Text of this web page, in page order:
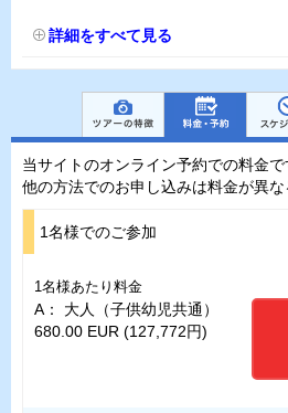
詳細をすべて見る
当サイトのオンライン予約での料金で
他の方法でのお申し込みは料金が異な
1名様でのご参加
1名様あたり料金
A： 大人（子供幼児共通）
680.00 EUR (127,772円)